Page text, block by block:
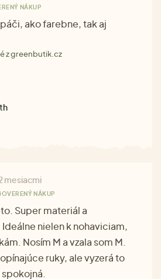
NÁKUP
ako farebne, tak aj
z greenbutik.cz
mesiacmi
OVERENÝ NÁKUP
Super materiál a
nielen k nohaviciam,
Nosím M a vzala som M.
ruky, ale vyzerá to